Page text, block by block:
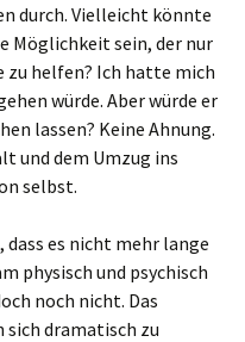
durch. Vielleicht könnte
Möglichkeit sein, der nur
helfen? Ich hatte mich
würde. Aber würde er
lassen? Keine Ahnung.
und dem Umzug ins
selbst.
dass es nicht mehr lange
physisch und psychisch
noch nicht. Das
dramatisch zu